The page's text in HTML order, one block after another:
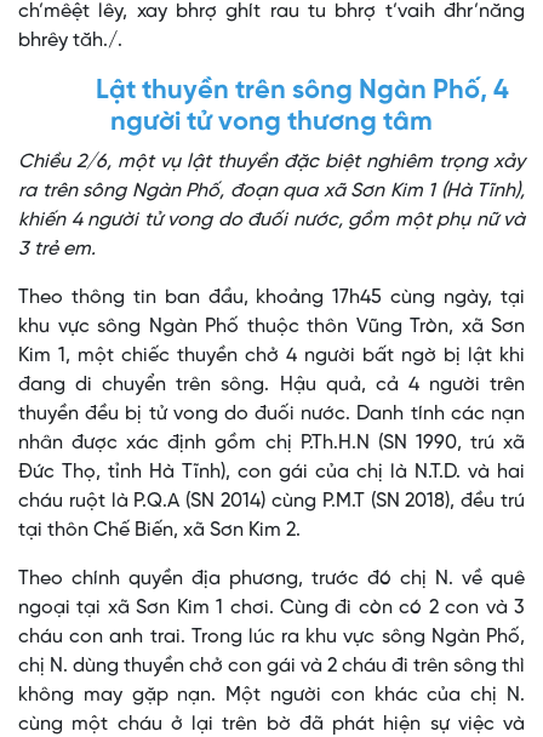
ch’mêệt lêy, xay bhrợ ghít rau tu bhrợ t’vaih đhr’năng
bhrêy tăh./.
Lật thuyền trên sông Ngàn Phố, 4
người tử vong thương tâm
Chiều 2/6, một vụ lật thuyền đặc biệt nghiêm trọng xảy
ra trên sông Ngàn Phố, đoạn qua xã Sơn Kim 1 (Hà Tĩnh),
khiến 4 người tử vong do đuối nước, gồm một phụ nữ và
3 trẻ em.
Theo thông tin ban đầu, khoảng 17h45 cùng ngày, tại
khu vực sông Ngàn Phố thuộc thôn Vũng Tròn, xã Sơn
Kim 1, một chiếc thuyền chở 4 người bất ngờ bị lật khi
đang di chuyển trên sông. Hậu quả, cả 4 người trên
thuyền đều bị tử vong do đuối nước. Danh tính các nạn
nhân được xác định gồm chị P.Th.H.N (SN 1990, trú xã
Đức Thọ, tỉnh Hà Tĩnh), con gái của chị là N.T.D. và hai
cháu ruột là P.Q.A (SN 2014) cùng P.M.T (SN 2018), đều trú
tại thôn Chế Biến, xã Sơn Kim 2.
Theo chính quyền địa phương, trước đó chị N. về quê
ngoại tại xã Sơn Kim 1 chơi. Cùng đi còn có 2 con và 3
cháu con anh trai. Trong lúc ra khu vực sông Ngàn Phố,
chị N. dùng thuyền chở con gái và 2 cháu đi trên sông thì
không may gặp nạn. Một người con khác của chị N.
cùng một cháu ở lại trên bờ đã phát hiện sự việc và